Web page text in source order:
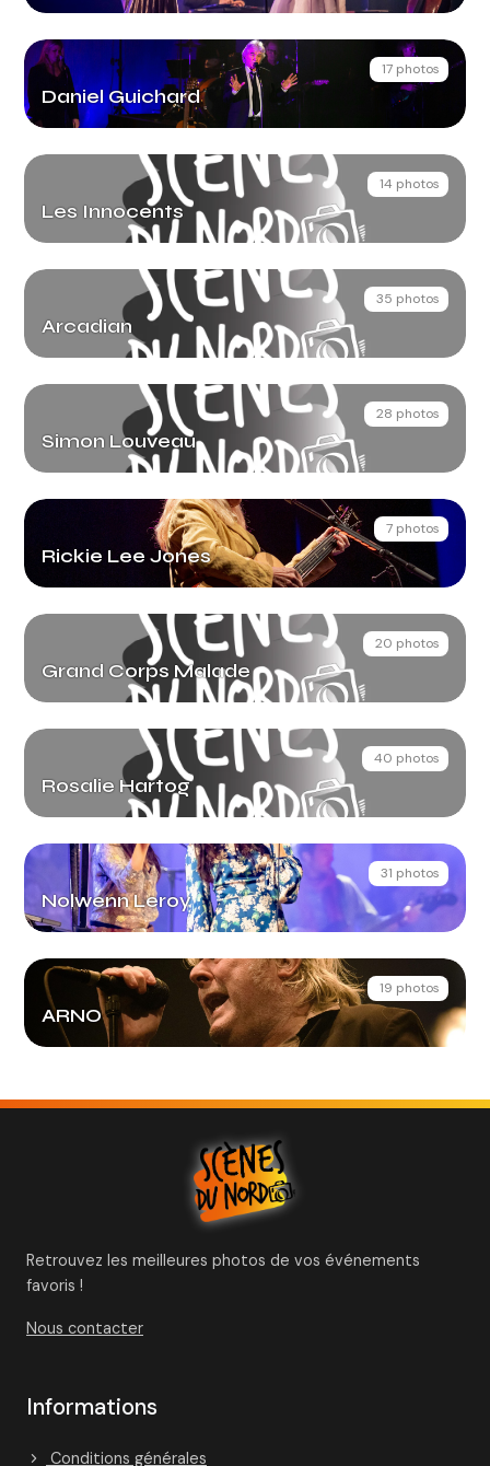
17 photos
Daniel Guichard
14 photos
Les Innocents
35 photos
Arcadian
28 photos
Simon Louveau
7 photos
Rickie Lee Jones
20 photos
Grand Corps Malade
40 photos
Rosalie Hartog
31 photos
Nolwenn Leroy
19 photos
ARNO
Retrouvez les meilleures photos de vos événements
favoris !
Nous contacter
Informations
Conditions générales